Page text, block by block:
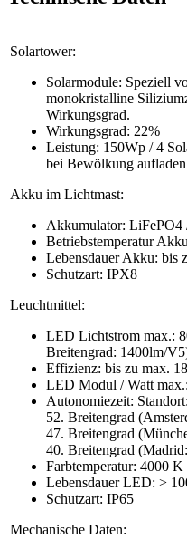
Solartower:
Solarmodule: Speziell
monokristalline
Wirkungsgrad.
Wirkungsgrad: 22%
Leistung: 150Wp / 4
bei Bewölkung
Akku im Lichtmast:
Akkumulator:
Betriebstemperatur
Lebensdauer Akku: bis
Schutzart: IPX8
Leuchtmittel:
LED Lichtstrom max.:
Breitengrad: 1400lm/
Effizienz: bis zu max.
LED Modul / Watt
Autonomiezeit:
52. Breitengrad
47. Breitengrad
40. Breitengrad
Farbtemperatur: 4000 K
Lebensdauer LED: >
Schutzart: IP65
Mechanische Daten: